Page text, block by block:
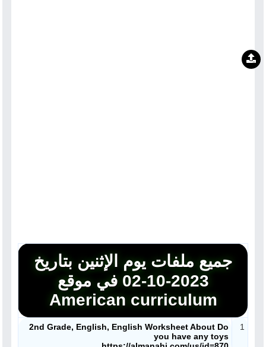
جميع ملفات يوم الإثنين بتاريخ
2023-10-02 في موقع
American curriculum
1
2nd Grade, English, English Worksheet About Do
you have any toys